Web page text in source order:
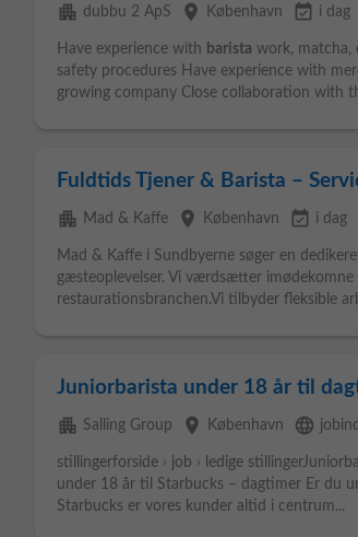
apartment dubbu 2 ApS place København event_available i dag
Have experience with barista work, matcha,
safety procedures Have experience with
growing company Close collaboration with
Fuldtids Tjener & Barista –
apartment Mad & Kaffe place København event_available i dag
Mad & Kaffe i Sundbyerne søger en
gæsteoplevelser. Vi værdsætter
restaurationsbranchen.Vi tilbyder fleksible
Juniorbarista under 18 år til
apartment Salling Group place København language
stillingerforside › job › ledige
under 18 år til Starbucks – dagtimer Er du
Starbucks er vores kunder altid i centrum...